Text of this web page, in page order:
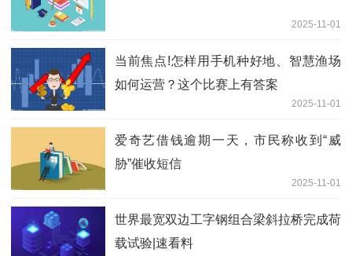
2025-11-01
当前焦点!怎样用手机种好地、智慧渔场
如何运营？这个比赛上有答案
2025-11-01
爱奇艺借钱逾期一天，市民称收到“威
胁”催收短信
2025-11-01
世界最宽双边工字钢组合梁斜拉桥完成荷
载试验|速看料